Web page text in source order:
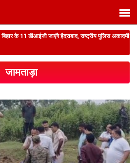
आयुक्त ने पटना के गांधी मैदान में स्वतंत्रता दिवस
:सभी इकाइयां भंग, हालिया अंदरूनी विवाद के बीच नेतृत्व ने
:बिजली विभाग के जेई समेत तीन लोग 10 हजार रुपये
मानसून सत्र :दूसरे दिन सदन के बाहर विपक्ष का
लेकर हंगामा...
बिहार के 11 डीआईजी जाएंगे हैदराबाद, राष्ट्रीय पुलिस अकादमी
जामताड़ा